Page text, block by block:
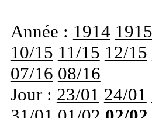
Année : 1914 1915
10/15 11/15 12/15
07/16 08/16
Jour : 23/01 24/01